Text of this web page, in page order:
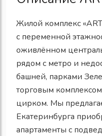
Жилой комплекс
с переменной
оживлённом
рядом с метро и
башней, парками
торговым
цирком. Мы
Екатеринбурга
апартаменты с